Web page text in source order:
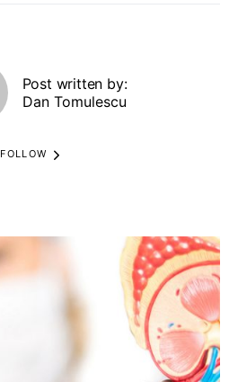
Post written by:
Dan Tomulescu
FOLLOW